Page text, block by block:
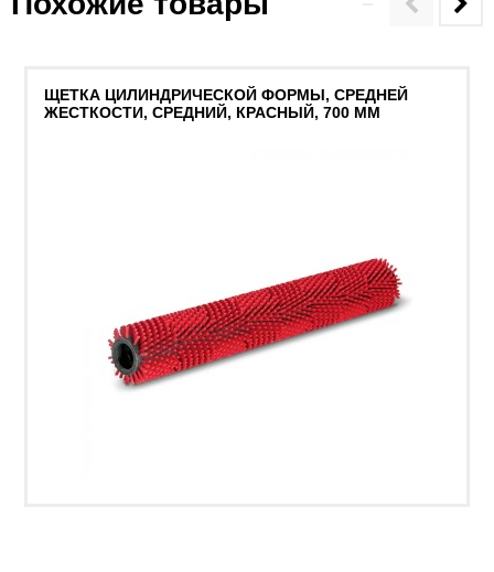
ЩЕТКА ЦИЛИНДРИЧЕСКОЙ ФОРМЫ, СРЕДНЕЙ
ЖЕСТКОСТИ, СРЕДНИЙ, КРАСНЫЙ, 700 MM